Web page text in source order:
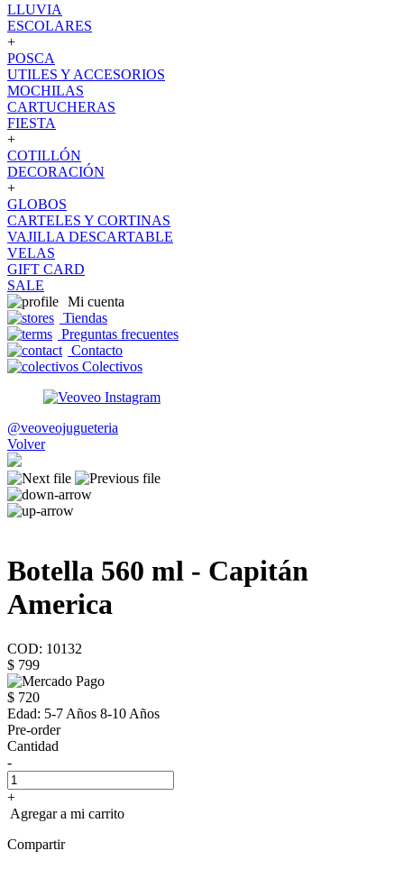
LLUVIA
ESCOLARES
+
POSCA
UTILES Y ACCESORIOS
MOCHILAS
CARTUCHERAS
FIESTA
+
COTILLÓN
DECORACIÓN
+
GLOBOS
CARTELES Y CORTINAS
VAJILLA DESCARTABLE
VELAS
GIFT CARD
SALE
Mi cuenta
Tiendas
Preguntas frecuentes
Contacto
Colectivos
@veoveojugueteria
Volver
Botella 560 ml - Capitán
America
COD: 10132
$ 799
$ 720
Edad: 5-7 Años 8-10 Años
Pre-order
Cantidad
-
+
Agregar a mi carrito
Compartir